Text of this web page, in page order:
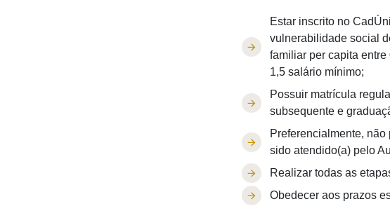
Estar inscrito no
vulnerabilidade social
familiar per capita
1,5 salário mínimo;
Possuir matrícula
subsequente e
Preferencialmente,
sido atendido(a) pelo
Realizar todas as
Obedecer aos prazos